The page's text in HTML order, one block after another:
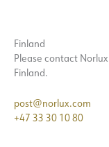
Finland
Please contact
Finland.
post@norlux.com
+47 33 30 10 80